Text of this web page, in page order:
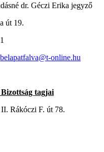
dr. Géczi Erika jegyző
út 19.
belapatfalva@t-online.hu
tagjai
Rákóczi F. út 78.